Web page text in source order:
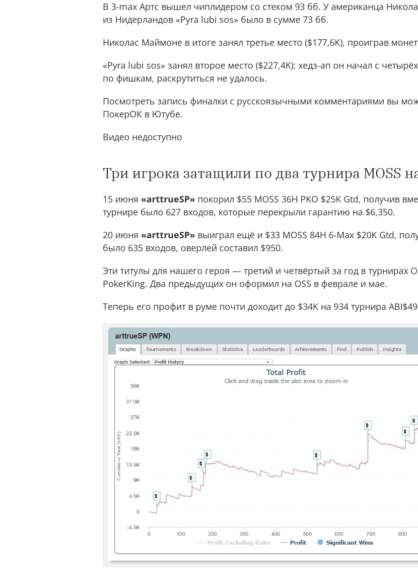
В 3-max Артс вышел чиплидером со стеком 93 бб. У американца
из Нидерландов «Pyra lubi sos» было в сумме 73 бб.
Николас Маймоне в итоге занял третье место ($177,6K), проиграв
«Pyra lubi sos» занял второе место ($227,4K): хедз-ап он начал с
по фишкам, раскрутиться не удалось.
Посмотреть запись финалки с русскоязычными комментариями вы
ПокерОК в Ютубе.
Видео недоступно
Три игрока затащили по два турнира MOSS
15 июня «arttrueSP» покорил $55 MOSS 36H PKO $25K Gtd, получив
турнире было 627 входов, которые перекрыли гарантию на $6,350.
20 июня «arttrueSP» выиграл ещё и $33 MOSS 84H 6-Max $20K Gtd,
было 635 входов, оверлей составил $950.
Эти титулы для нашего героя — третий и четвёртый за год в турнирах
PokerKing. Два предыдущих он оформил на OSS в феврале и мае.
Теперь его профит в руме почти доходит до $34K на 934 турнира